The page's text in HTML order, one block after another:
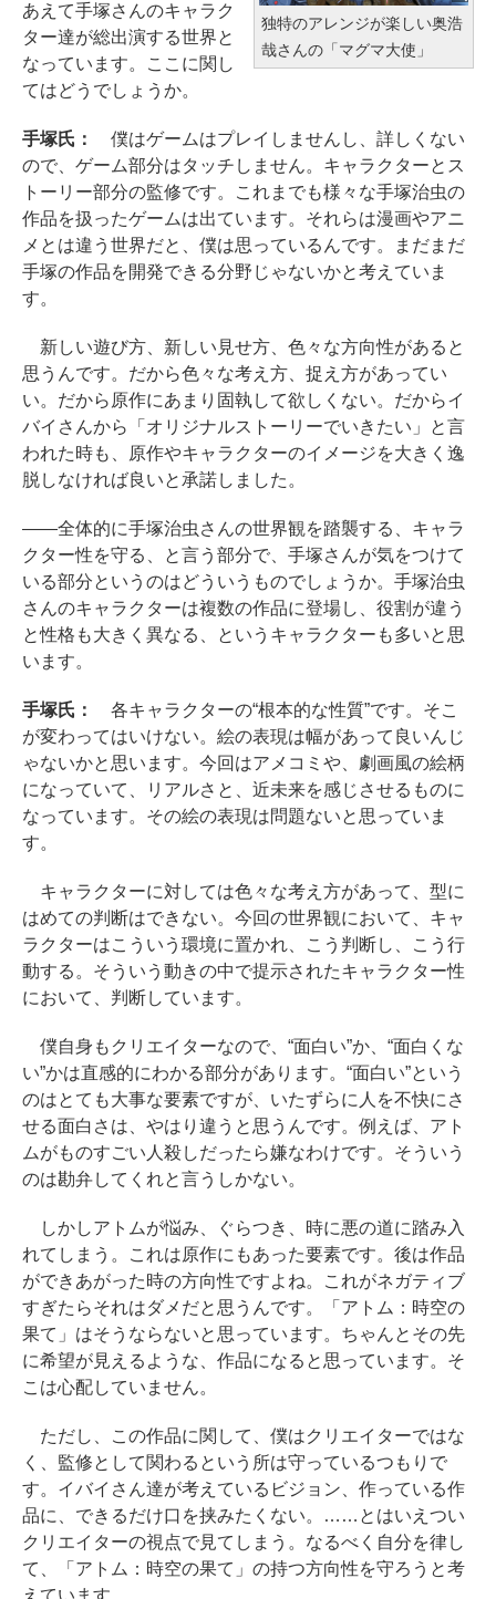
独特のアレンジが楽しい奥浩
哉さんの「マグマ大使」
あえて手塚さんのキャラク
ター達が総出演する世界と
なっています。ここに関し
てはどうでしょうか。
手塚氏：
僕はゲームはプレイしませんし、詳しくない
ので、ゲーム部分はタッチしません。キャラクターとス
トーリー部分の監修です。これまでも様々な手塚治虫の
作品を扱ったゲームは出ています。それらは漫画やアニ
メとは違う世界だと、僕は思っているんです。まだまだ
手塚の作品を開発できる分野じゃないかと考えていま
す。
新しい遊び方、新しい見せ方、色々な方向性があると
思うんです。だから色々な考え方、捉え方があってい
い。だから原作にあまり固執して欲しくない。だからイ
バイさんから「オリジナルストーリーでいきたい」と言
われた時も、原作やキャラクターのイメージを大きく逸
脱しなければ良いと承諾しました。
――全体的に手塚治虫さんの世界観を踏襲する、キャラ
クター性を守る、と言う部分で、手塚さんが気をつけて
いる部分というのはどういうものでしょうか。手塚治虫
さんのキャラクターは複数の作品に登場し、役割が違う
と性格も大きく異なる、というキャラクターも多いと思
います。
手塚氏：
各キャラクターの“根本的な性質”です。そこ
が変わってはいけない。絵の表現は幅があって良いんじ
ゃないかと思います。今回はアメコミや、劇画風の絵柄
になっていて、リアルさと、近未来を感じさせるものに
なっています。その絵の表現は問題ないと思っていま
す。
キャラクターに対しては色々な考え方があって、型に
はめての判断はできない。今回の世界観において、キャ
ラクターはこういう環境に置かれ、こう判断し、こう行
動する。そういう動きの中で提示されたキャラクター性
において、判断しています。
僕自身もクリエイターなので、“面白い”か、“面白くな
い”かは直感的にわかる部分があります。“面白い”という
のはとても大事な要素ですが、いたずらに人を不快にさ
せる面白さは、やはり違うと思うんです。例えば、アト
ムがものすごい人殺しだったら嫌なわけです。そういう
のは勘弁してくれと言うしかない。
しかしアトムが悩み、ぐらつき、時に悪の道に踏み入
れてしまう。これは原作にもあった要素です。後は作品
ができあがった時の方向性ですよね。これがネガティブ
すぎたらそれはダメだと思うんです。「アトム：時空の
果て」はそうならないと思っています。ちゃんとその先
に希望が見えるような、作品になると思っています。そ
こは心配していません。
ただし、この作品に関して、僕はクリエイターではな
く、監修として関わるという所は守っているつもりで
す。イバイさん達が考えているビジョン、作っている作
品に、できるだけ口を挟みたくない。……とはいえつい
クリエイターの視点で見てしまう。なるべく自分を律し
て、「アトム：時空の果て」の持つ方向性を守ろうと考
えています。